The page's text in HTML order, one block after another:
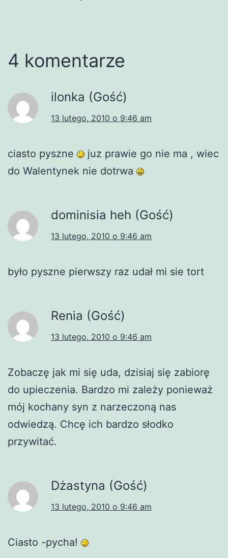
4 komentarze
ilonka (Gość)
13 lutego, 2010 o 9:46 am
ciasto pyszne
juz prawie go nie ma , wiec
do Walentynek nie dotrwa
dominisia heh (Gość)
13 lutego, 2010 o 9:46 am
było pyszne pierwszy raz udał mi sie tort
Renia (Gość)
13 lutego, 2010 o 9:46 am
Zobaczę jak mi się uda, dzisiaj się zabiorę
do upieczenia. Bardzo mi zależy ponieważ
mój kochany syn z narzeczoną nas
odwiedzą. Chcę ich bardzo słodko
przywitać.
Dżastyna (Gość)
13 lutego, 2010 o 9:46 am
Ciasto -pycha!